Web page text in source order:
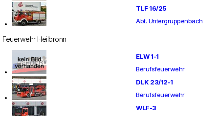
TLF 16/25
Abt. Untergruppenbach
Feuerwehr Heilbronn
ELW 1-1
Berufsfeuerwehr
DLK 23/12-1
Berufsfeuerwehr
WLF-3